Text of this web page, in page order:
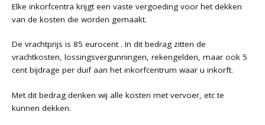
Elke inkorfcentra krijgt een vaste vergoeding voor het dekken
van de kosten die worden gemaakt.
De vrachtprijs is 85 eurocent . In dit bedrag zitten de
vrachtkosten, lossingsvergunningen, rekengelden, maar ook 5
cent bijdrage per duif aan het inkorfcentrum waar u inkorft.
Met dit bedrag denken wij alle kosten met vervoer, etc te
kunnen dekken.